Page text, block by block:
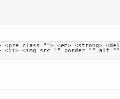
class=""> <em> <strong> <del
<li> <img src="" border="" alt=""